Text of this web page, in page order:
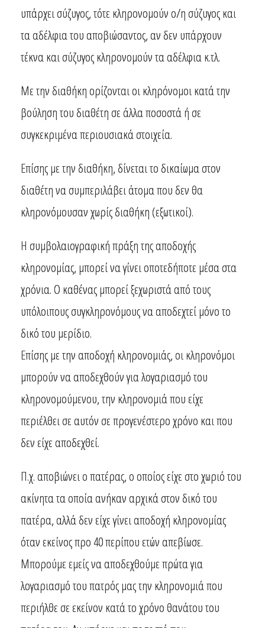
υπάρχει σύζυγος, τότε κληρονομούν ο/η σύζυγος και
τα αδέλφια του αποβιώσαντος, αν δεν υπάρχουν
τέκνα και σύζυγος κληρονομούν τα αδέλφια κ.τλ.
Με την διαθήκη ορίζονται οι κληρόνομοι κατά την
βούληση του διαθέτη σε άλλα ποσοστά ή σε
συγκεκριμένα περιουσιακά στοιχεία.
Επίσης με την διαθήκη, δίνεται το δικαίωμα στον
διαθέτη να συμπεριλάβει άτομα που δεν θα
κληρονόμουσαν χωρίς διαθήκη (εξωτικοί).
Η συμβολαιογραφική πράξη της αποδοχής
κληρονομίας, μπορεί να γίνει οποτεδήποτε μέσα στα
χρόνια. Ο καθένας μπορεί ξεχωριστά από τους
υπόλοιπους συγκληρονόμους να αποδεχτεί μόνο το
δικό του μερίδιο.
Επίσης με την αποδοχή κληρονομιάς, οι κληρονόμοι
μπορούν να αποδεχθούν για λογαριασμό του
κληρονομούμενου, την κληρονομιά που είχε
περιέλθει σε αυτόν σε προγενέστερο χρόνο και που
δεν είχε αποδεχθεί.
Π.χ. αποβιώνει ο πατέρας, ο οποίος είχε στο χωριό του
ακίνητα τα οποία ανήκαν αρχικά στον δικό του
πατέρα, αλλά δεν είχε γίνει αποδοχή κληρονομίας
όταν εκείνος προ 40 περίπου ετών απεβίωσε.
Μπορούμε εμείς να αποδεχθούμε πρώτα για
λογαριασμό του πατρός μας την κληρονομιά που
περιήλθε σε εκείνον κατά το χρόνο θανάτου του